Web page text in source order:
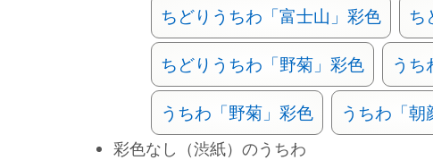
ちどりうちわ「富士山」彩色 ち
ちどりうちわ「野菊」彩色 うち
うちわ「野菊」彩色 うちわ「朝
彩色なし（渋紙）のうちわ